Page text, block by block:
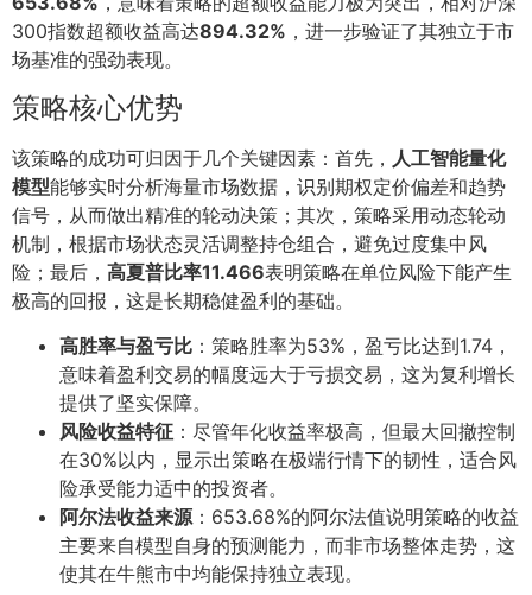
300指数超额收益高达894.32% ，进一步验证了其独立于市
场基准的强劲表现。
策略核心优势
该策略的成功可归因于几个关键因素：首先， 人工智能量化
模型能够实时分析海量市场数据，识别期权定价偏差和趋势
信号，从而做出精准的轮动决策；其次，策略采用动态轮动
机制，根据市场状态灵活调整持仓组合，避免过度集中风
险；最后， 高夏普比率11.466表明策略在单位风险下能产生
极高的回报，这是长期稳健盈利的基础。
高胜率与盈亏比 ：策略胜率为53%，盈亏比达到1.74，
意味着盈利交易的幅度远大于亏损交易，这为复利增长
提供了坚实保障。
风险收益特征 ：尽管年化收益率极高，但最大回撤控制
在30%以内，显示出策略在极端行情下的韧性，适合风
险承受能力适中的投资者。
阿尔法收益来源：653.68%的阿尔法值说明策略的收益
主要来自模型自身的预测能力，而非市场整体走势，这
使其在牛熊市中均能保持独立表现。